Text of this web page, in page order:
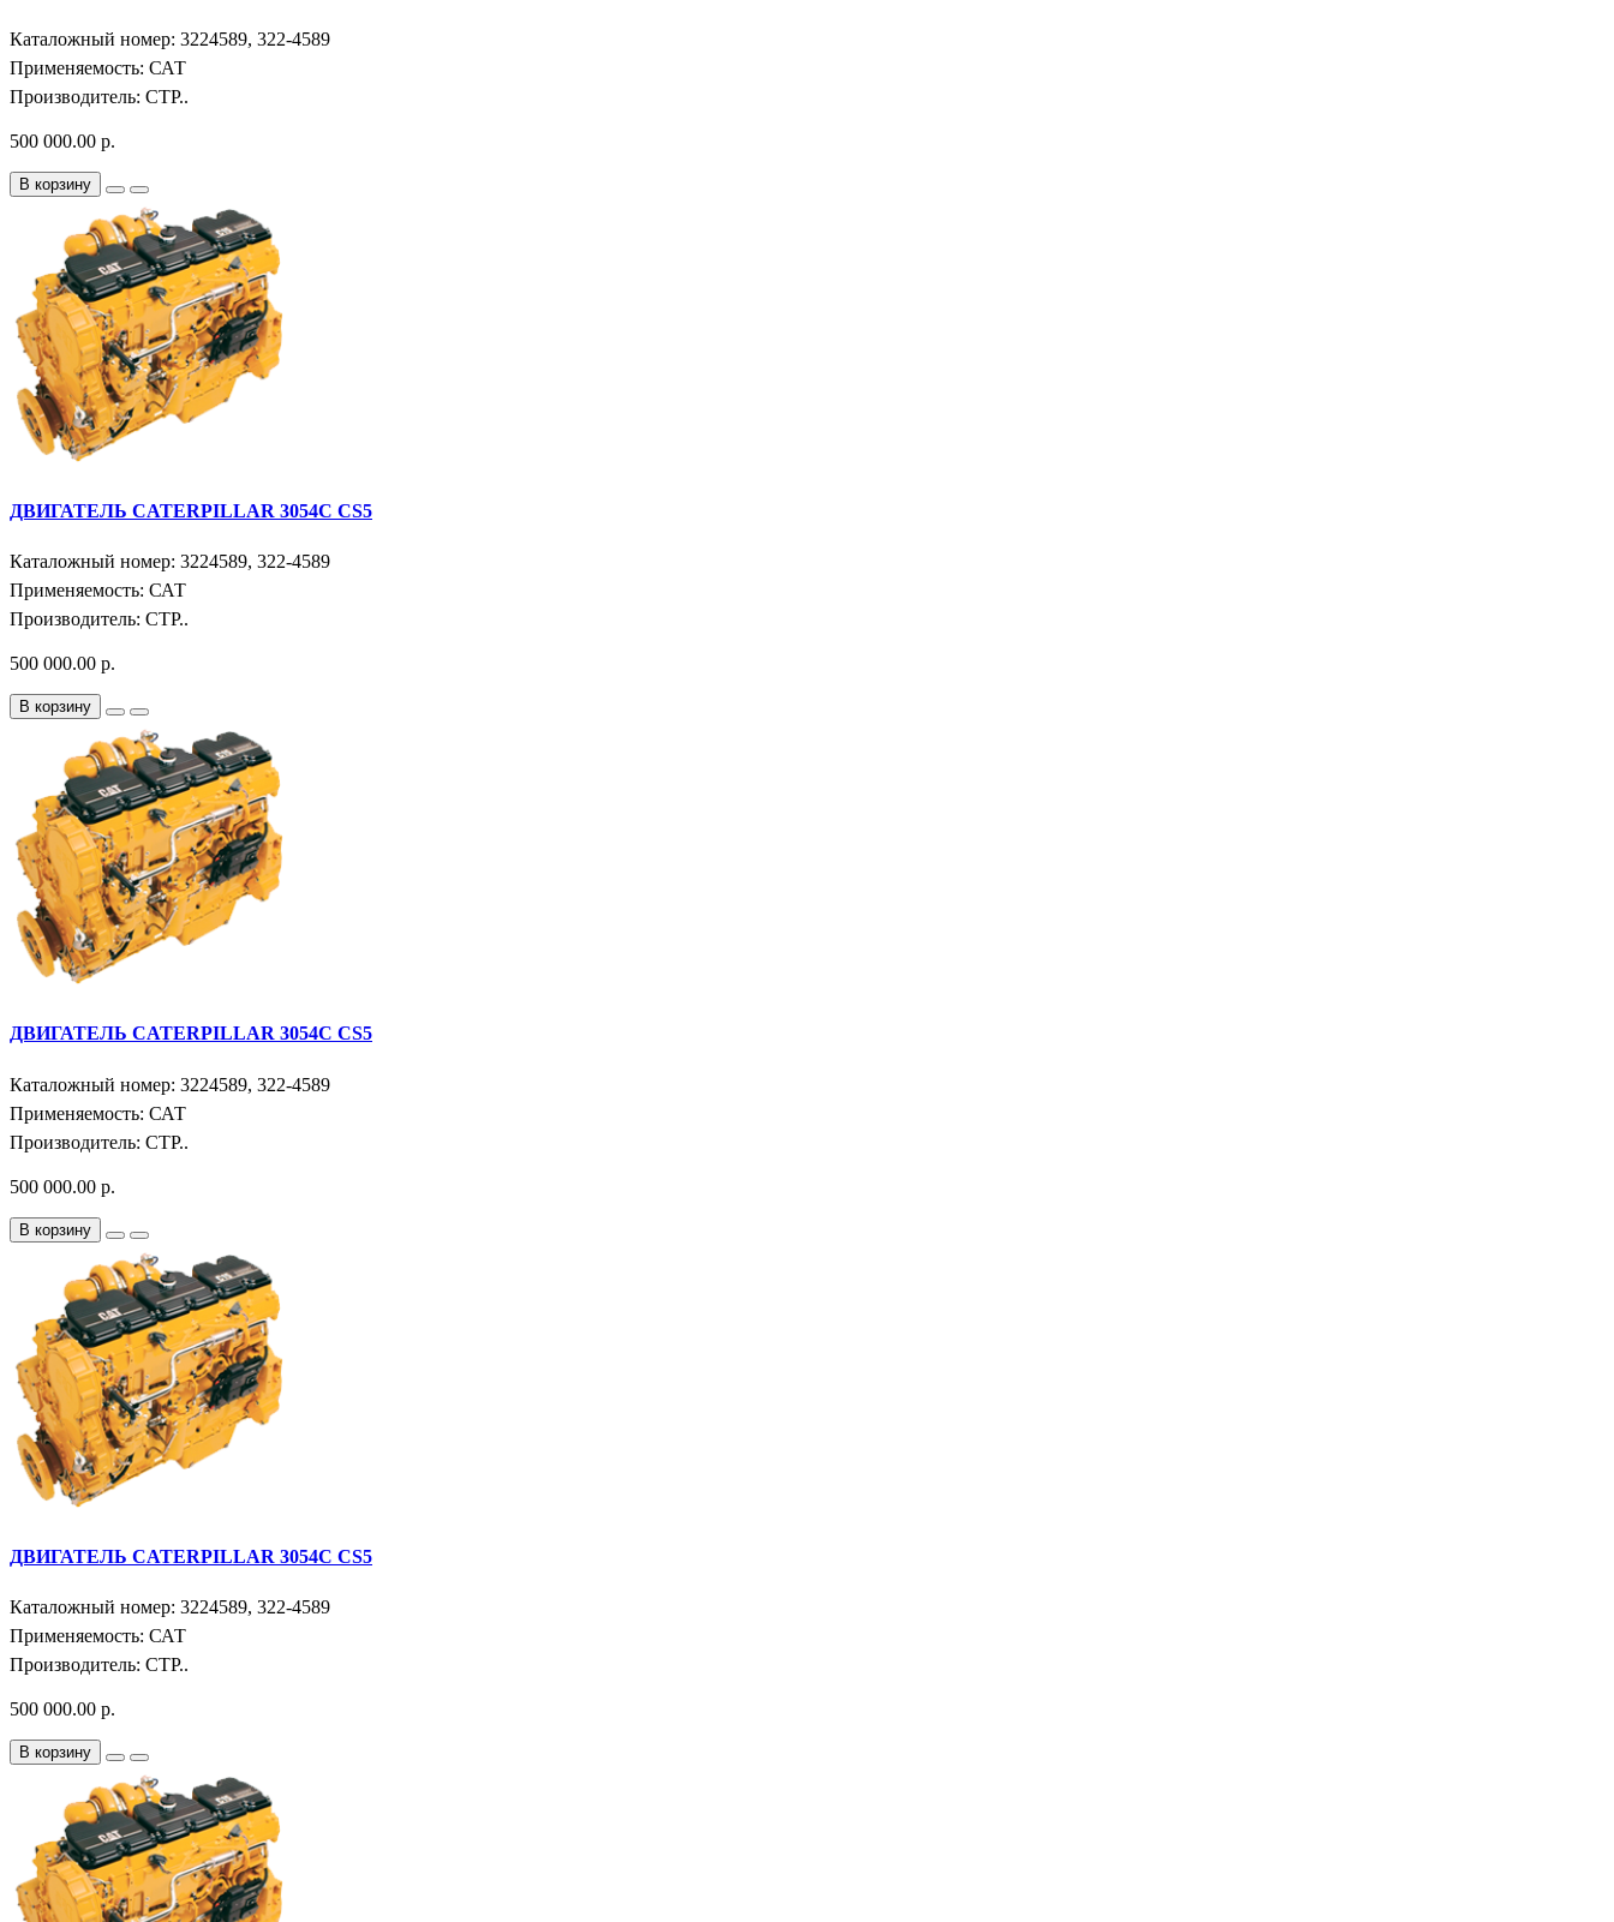
Каталожный номер: 3224589, 322-4589
Применяемость: САТ
Производитель: СТР..
500 000.00 р.
В корзину
ДВИГАТЕЛЬ CATERPILLAR 3054C CS5
Каталожный номер: 3224589, 322-4589
Применяемость: САТ
Производитель: СТР..
500 000.00 р.
В корзину
ДВИГАТЕЛЬ CATERPILLAR 3054C CS5
Каталожный номер: 3224589, 322-4589
Применяемость: САТ
Производитель: СТР..
500 000.00 р.
В корзину
ДВИГАТЕЛЬ CATERPILLAR 3054C CS5
Каталожный номер: 3224589, 322-4589
Применяемость: САТ
Производитель: СТР..
500 000.00 р.
В корзину